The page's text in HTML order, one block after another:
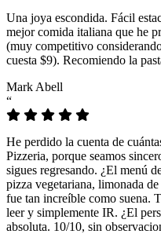
Una joya escondida. Fácil
mejor comida italiana que he
(muy competitivo
cuesta $9). Recomiendo la
Mark Abell
“
He perdido la cuenta de
Pizzeria, porque seamos
sigues regresando. ¿El menú
pizza vegetariana, limonada
fue tan increíble como suena.
leer y simplemente IR. ¿El
absoluta. 10/10, sin